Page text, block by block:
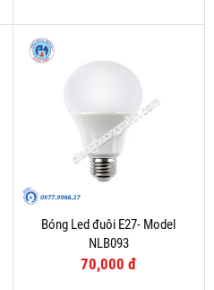
Bóng Led đuôi E27- Model
NLB093
70,000 đ